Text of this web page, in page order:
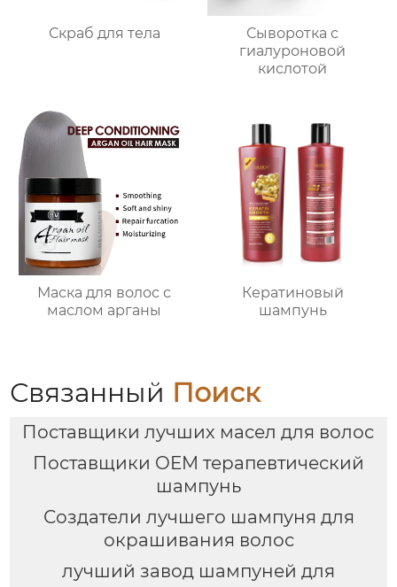
Скраб для тела
Сыворотка с
гиалуроновой
кислотой
Маска для волос с
маслом арганы
Кератиновый
шампунь
Связанный Поиск
Поставщики лучших масел для волос
Поставщики OEM терапевтический
шампунь
Создатели лучшего шампуня для
окрашивания волос
лучший завод шампуней для